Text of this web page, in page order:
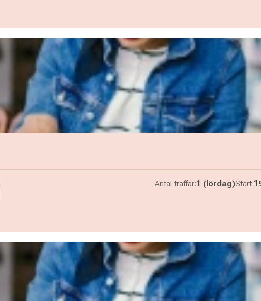
Antal träffar:1 (lördag)Start: